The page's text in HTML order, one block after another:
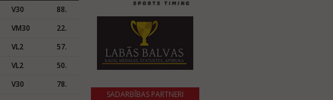
V30
88.
VM30
22.
VL2
57.
VL2
50.
V30
78.
SADARBĪBAS PARTNERI